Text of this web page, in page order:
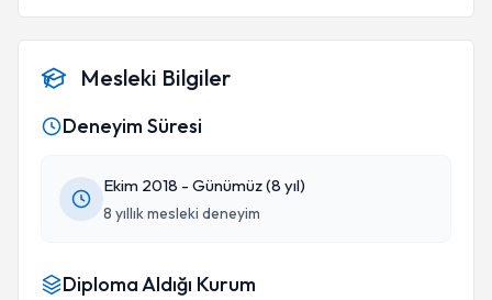
Mesleki Bilgiler
Deneyim Süresi
Ekim 2018 - Günümüz (8 yıl)
8 yıllık mesleki deneyim
Diploma Aldığı Kurum